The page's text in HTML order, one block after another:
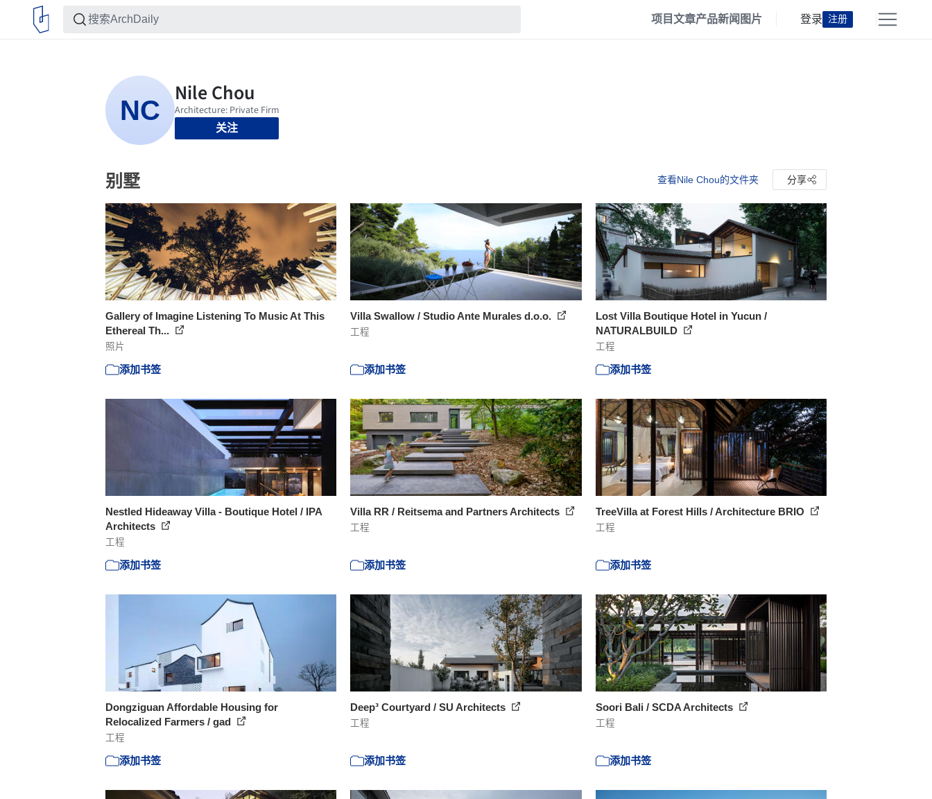
项目文章产品新闻 图片 登录 注册
关注
别墅 查看Nile Chou的文件夹 分享
Gallery of Imagine Listening To Music At This
Ethereal Th...
照片
添加书签
Villa Swallow / Studio Ante Murales d.o.o.
工程
添加书签
Lost Villa Boutique Hotel in Yucun /
NATURALBUILD
工程
添加书签
Nestled Hideaway Villa - Boutique Hotel / IPA
Architects
工程
添加书签
Villa RR / Reitsema and Partners Architects
工程
添加书签
TreeVilla at Forest Hills / Architecture BRIO
工程
添加书签
Dongziguan Affordable Housing for
Relocalized Farmers / gad
工程
添加书签
Deep³ Courtyard / SU Architects
工程
添加书签
Soori Bali / SCDA Architects
工程
添加书签